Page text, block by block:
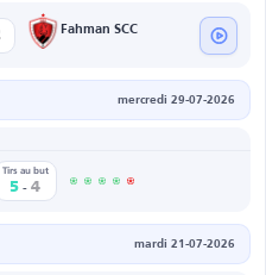
Fahman SCC
mercredi 29-07-2026
Tirs au but
5 - 4
mardi 21-07-2026